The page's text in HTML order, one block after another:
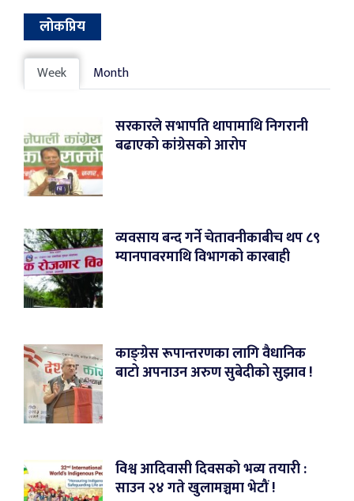
लोकप्रिय
Week Month
सरकारले सभापति थापामाथि निगरानी
बढाएको कांग्रेसको आरोप
व्यवसाय बन्द गर्ने चेतावनीकाबीच थप ८९
म्यानपावरमाथि विभागको कारबाही
काङ्ग्रेस रूपान्तरणका लागि वैधानिक
बाटो अपनाउन अरुण सुबेदीको सुझाव !
विश्व आदिवासी दिवसको भव्य तयारी :
साउन २४ गते खुलामञ्चमा भेटौं !